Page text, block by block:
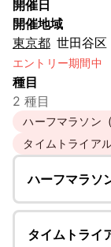
開催日
開催地域
東京都 世田谷区
エントリー期間中
種目
2 種目
ハーフマラソン
タイムトライア
ハーフマラソ
タイムトライ